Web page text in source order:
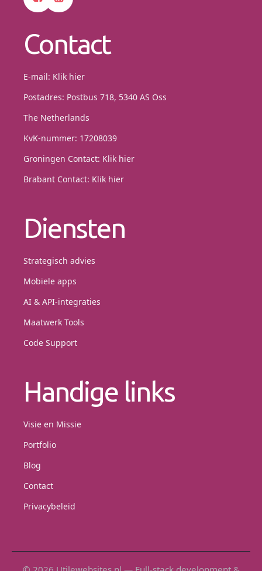
Contact
E-mail: Klik hier
Postadres: Postbus 718, 5340 AS Oss
The Netherlands
KvK-nummer: 17208039
Groningen Contact: Klik hier
Brabant Contact: Klik hier
Diensten
Strategisch advies
Mobiele apps
AI & API-integraties
Maatwerk Tools
Code Support
Handige links
Visie en Missie
Portfolio
Blog
Contact
Privacybeleid